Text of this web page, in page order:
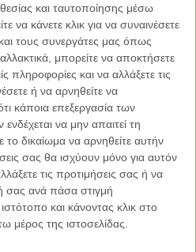
και ταυτοποίησης μέσω
κάνετε κλικ για να συναινέσετε
τους συνεργάτες μας όπως
μπορείτε να αποκτήσετε
και να αλλάξετε τις
ή να αρνηθείτε να
κάποια επεξεργασία των
να μην απαιτεί τη
δικαίωμα να αρνηθείτε αυτήν
σας θα ισχύουν μόνο για αυτόν
τις προτιμήσεις σας ή να
σας ανά πάσα στιγμή
και κάνοντας κλικ στο
μέρος της ιστοσελίδας.
Κορυφή του Παγόβουνου
που βράζει
ή άγουροι
– Άρθρο – παρέμβαση
του Γιάννη Πανούση